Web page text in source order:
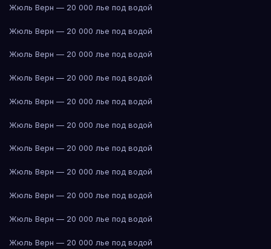
Жюль Верн — 20 000 лье под водой
Жюль Верн — 20 000 лье под водой
Жюль Верн — 20 000 лье под водой
Жюль Верн — 20 000 лье под водой
Жюль Верн — 20 000 лье под водой
Жюль Верн — 20 000 лье под водой
Жюль Верн — 20 000 лье под водой
Жюль Верн — 20 000 лье под водой
Жюль Верн — 20 000 лье под водой
Жюль Верн — 20 000 лье под водой
Жюль Верн — 20 000 лье под водой